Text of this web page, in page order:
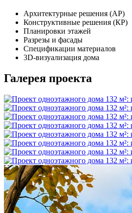
Архитектурные решения (АР)
Конструктивные решения (КР)
Планировки этажей
Разрезы и фасады
Спецификации материалов
3D-визуализация дома
Галерея проекта